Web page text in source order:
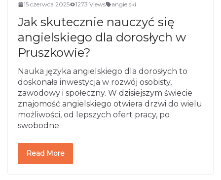
15 czerwca 2025 1273 Views angielski
Jak skutecznie nauczyć się
angielskiego dla dorosłych w
Pruszkowie?
Nauka języka angielskiego dla dorosłych to
doskonała inwestycja w rozwój osobisty,
zawodowy i społeczny. W dzisiejszym świecie
znajomość angielskiego otwiera drzwi do wielu
możliwości, od lepszych ofert pracy, po
swobodne
Read More